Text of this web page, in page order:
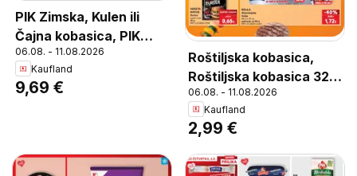
PIK Zimska, Kulen ili
Čajna kobasica, PIK
Zimska, Kulen ili Čajna
kobasica 650 g
06.08. - 11.08.2026
Kaufland
9,69 €
Roštiljska kobasica,
Roštiljska kobasica 320
g
06.08. - 11.08.2026
Kaufland
2,99 €